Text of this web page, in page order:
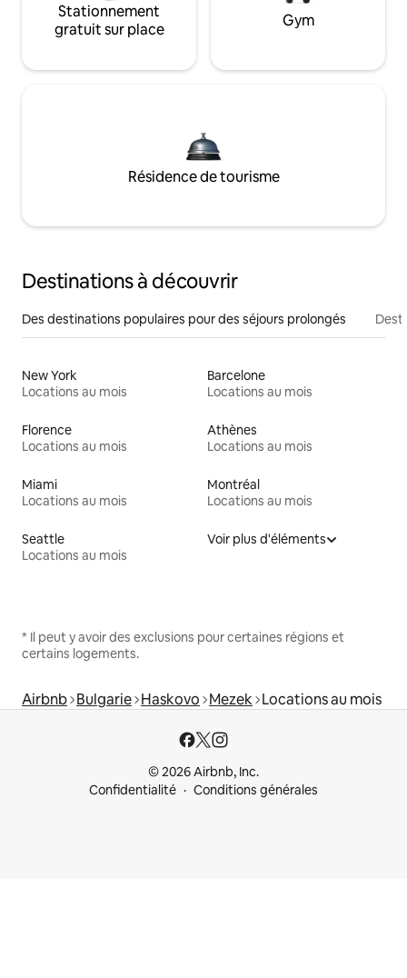
Stationnement
gratuit sur place
Gym
Résidence de tourisme
Destinations à découvrir
Des destinations populaires pour des séjours prolongés
New York
Locations au mois
Barcelone
Locations au mois
Florence
Locations au mois
Athènes
Locations au mois
Miami
Locations au mois
Montréal
Locations au mois
Seattle
Locations au mois
Voir plus d'éléments
* Il peut y avoir des exclusions pour certaines régions et
certains logements.
Airbnb Bulgarie Haskovo Mezek Locations au mois
© 2026 Airbnb, Inc.
Confidentialité
Conditions générales